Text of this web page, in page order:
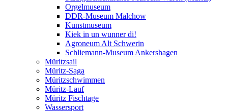
Orgelmuseum
DDR-Museum Malchow
Kunstmuseum
Kiek in un wunner di!
Agroneum Alt Schwerin
Schliemann-Museum Ankershagen
Müritzsail
Müritz-Saga
Müritzschwimmen
Müritz-Lauf
Müritz Fischtage
Wassersport